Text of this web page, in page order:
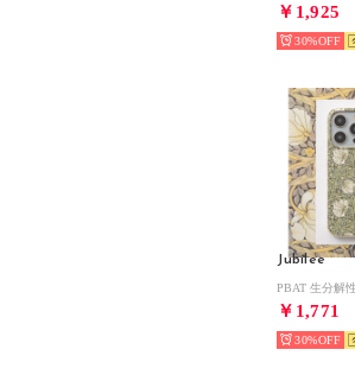
￥1,925
30%
Jubilee
￥1,771
30%